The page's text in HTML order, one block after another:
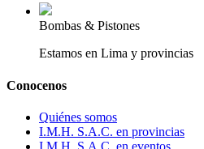
Bombas & Pistones
Estamos en Lima y provincias
Conocenos
Quiénes somos
I.M.H. S.A.C. en provincias
I.M.H. S.A.C. en eventos